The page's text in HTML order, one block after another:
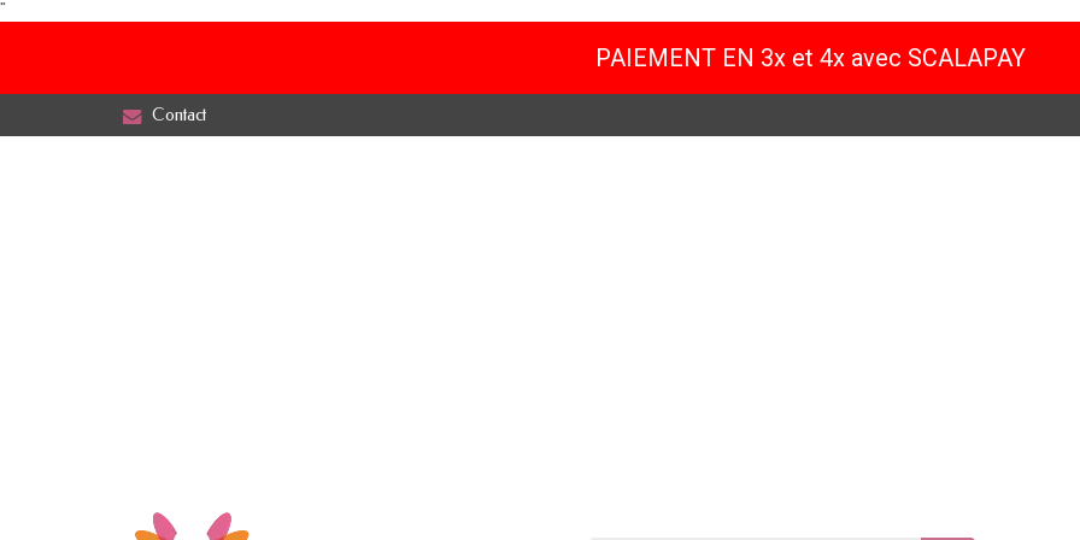
"
PAIEMENT EN 3x et 4x avec SCALAPAY
Contact